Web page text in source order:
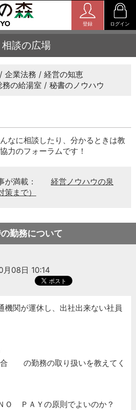
登録 ログイン
相談の広場
企業法務
経営の知恵
務の給湯室 秘書のノウハウ
なに相談したり、分かるときは教
力のフォーラムです！
が満載：
経営ノウハウの泉
策まで）
勤務について
月08日 10:14
機関が運休し、出社出来ない社員
の勤務の取り扱いを教えてく
ＰＡＹの原則でよいのか？